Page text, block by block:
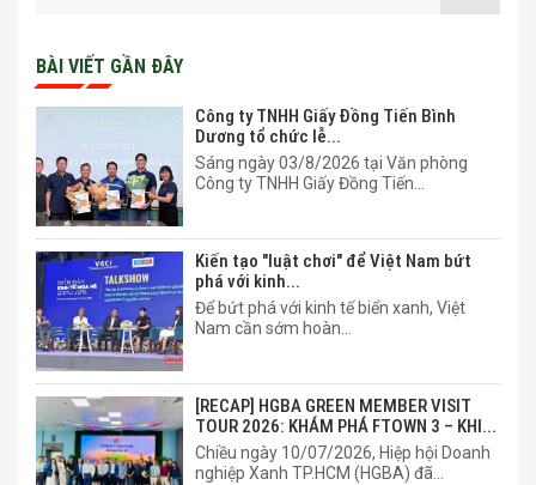
BÀI VIẾT GẦN ĐÂY
Công ty TNHH Giấy Đồng Tiến Bình
Dương tổ chức lễ...
Sáng ngày 03/8/2026 tại Văn phòng
Công ty TNHH Giấy Đồng Tiến...
Kiến tạo "luật chơi" để Việt Nam bứt
phá với kinh...
Để bứt phá với kinh tế biển xanh, Việt
Nam cần sớm hoàn...
[RECAP] HGBA GREEN MEMBER VISIT
TOUR 2026: KHÁM PHÁ FTOWN 3 – KHI...
Chiều ngày 10/07/2026, Hiệp hội Doanh
nghiệp Xanh TP.HCM (HGBA) đã...